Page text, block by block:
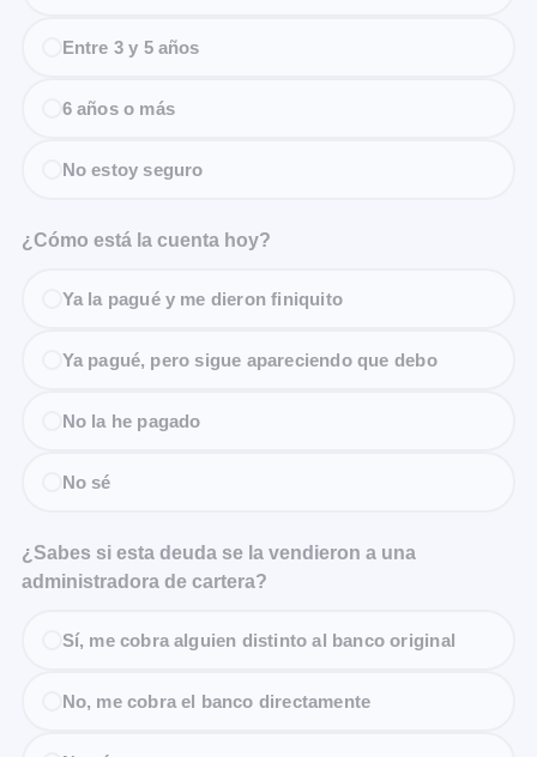
Entre 3 y 5 años
6 años o más
No estoy seguro
¿Cómo está la cuenta hoy?
Ya la pagué y me dieron finiquito
Ya pagué, pero sigue apareciendo que debo
No la he pagado
No sé
¿Sabes si esta deuda se la vendieron a una
administradora de cartera?
Sí, me cobra alguien distinto al banco original
No, me cobra el banco directamente